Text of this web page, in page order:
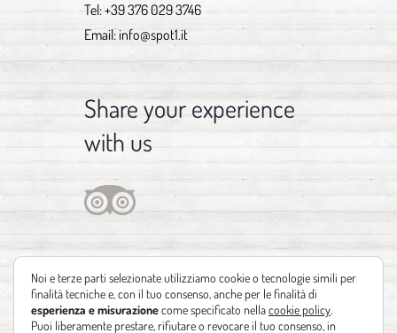
Tel:+39 376 029 3746
Email: info@spot1.it
Share your experience
with us
Noi e terze parti selezionate utilizziamo cookie o tecnologie simili per
finalità tecniche e, con il tuo consenso, anche per le finalità di
esperienza e misurazionecome specificato nellacookie policy
Puoi liberamente prestare, rifiutare o revocare il tuo consenso, in